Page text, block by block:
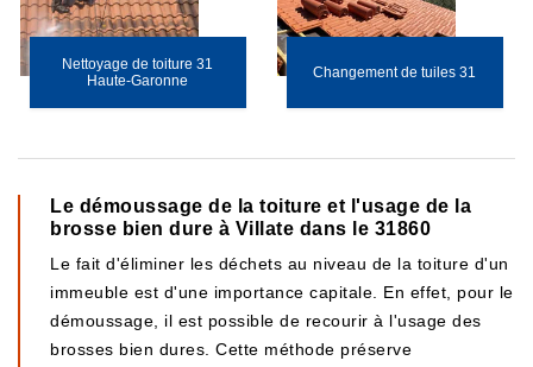
Nettoyage de toiture 31
Haute-Garonne
Changement de tuiles 31
Le démoussage de la toiture et l'usage de la
brosse bien dure à Villate dans le 31860
Le fait d'éliminer les déchets au niveau de la toiture d'un
immeuble est d'une importance capitale. En effet, pour le
démoussage, il est possible de recourir à l'usage des
brosses bien dures. Cette méthode préserve